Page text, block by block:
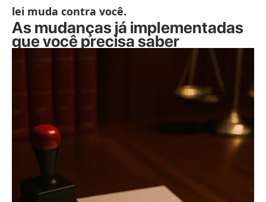
lei muda contra você.
As mudanças já implementadas
que você precisa saber